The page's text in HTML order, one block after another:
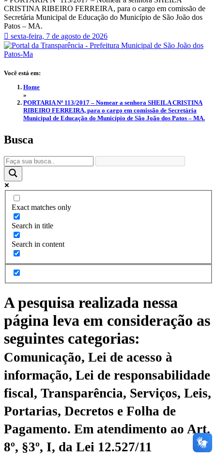
CRISTINA RIBEIRO FERREIRA, para o cargo em comissão de
Secretária Municipal de Educação do Município de São João dos
Patos – MA.
sexta-feira, 7 de agosto de 2026
Você está em:
Home
»
PORTARIA Nº 113/2017 – Nomear a senhora SHEILA CRISTINA
RIBEIRO FERREIRA, para o cargo em comissão de Secretária
Municipal de Educação do Município de São João dos Patos – MA.
Busca
Exact matches only
Search in title
Search in content
A pesquisa realizada nessa
página leva em consideração as
seguintes categorias:
Comunicação, Lei de acesso à
informação, Lei de responsabilidade
fiscal, Transparência, Serviços, Leis,
Portarias, Decretos e Folha de
Pagamento. Em atendimento ao Art.
8º, §3º, I, da Lei 12.527/11